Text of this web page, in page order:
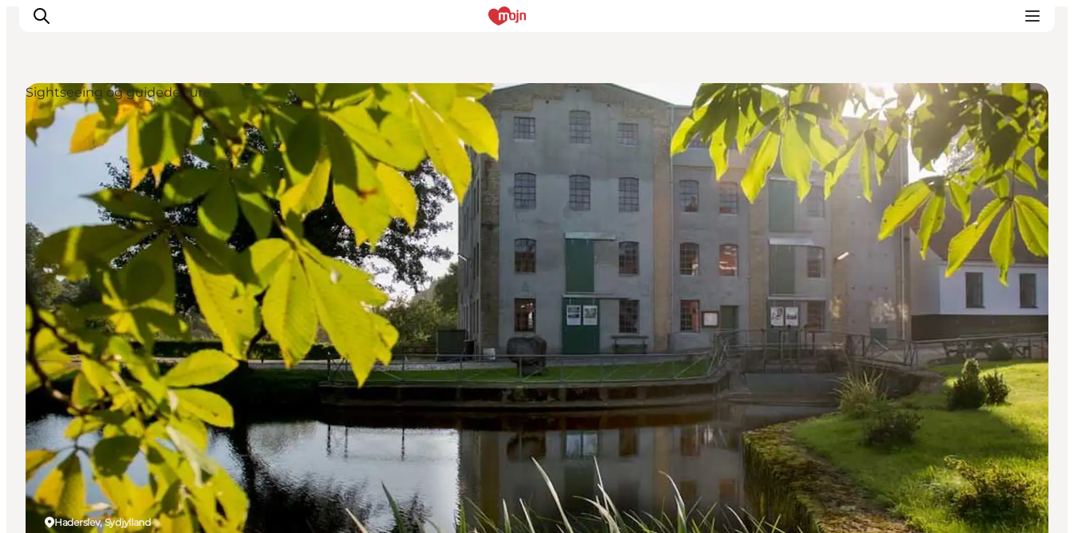
Oplevelser
Byer & Steder
Det sker
Overnatning
Planlæg din ferie
Booking
Haderslev, Sydjylland
Sightseeing og guidede ture